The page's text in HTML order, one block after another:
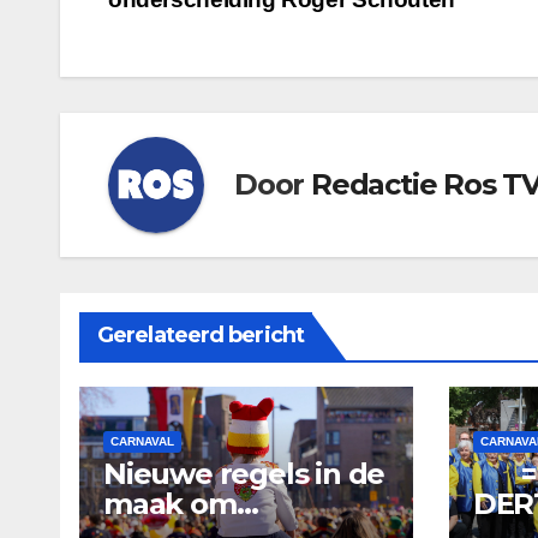
Door Redactie Ros
Gerelateerd bericht
CARNAVAL
Nieuwe regels in de
maak om
=